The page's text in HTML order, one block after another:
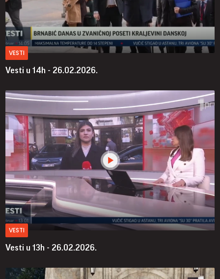
VESTI
Vesti u 14h - 26.02.2026.
VESTI
Vesti u 13h - 26.02.2026.